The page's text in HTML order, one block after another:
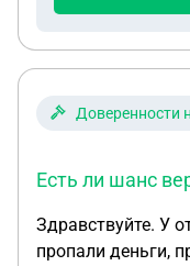
Доверенности
Есть ли шанс
Здравствуйте. У
пропали деньги,